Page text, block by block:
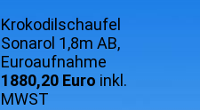
Krokodilschaufel
Sonarol 1,8m AB,
Euroaufnahme
1880,20 Euro inkl.
MWST